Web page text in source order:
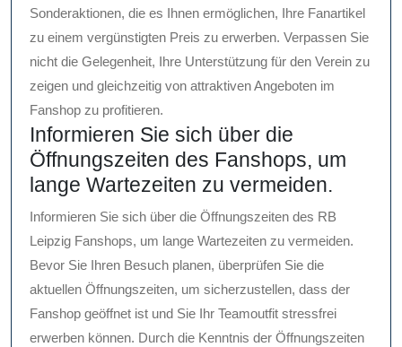
Sonderaktionen, die es Ihnen ermöglichen, Ihre Fanartikel
zu einem vergünstigten Preis zu erwerben. Verpassen Sie
nicht die Gelegenheit, Ihre Unterstützung für den Verein zu
zeigen und gleichzeitig von attraktiven Angeboten im
Fanshop zu profitieren.
Informieren Sie sich über die
Öffnungszeiten des Fanshops, um
lange Wartezeiten zu vermeiden.
Informieren Sie sich über die Öffnungszeiten des RB
Leipzig Fanshops, um lange Wartezeiten zu vermeiden.
Bevor Sie Ihren Besuch planen, überprüfen Sie die
aktuellen Öffnungszeiten, um sicherzustellen, dass der
Fanshop geöffnet ist und Sie Ihr Teamoutfit stressfrei
erwerben können. Durch die Kenntnis der Öffnungszeiten